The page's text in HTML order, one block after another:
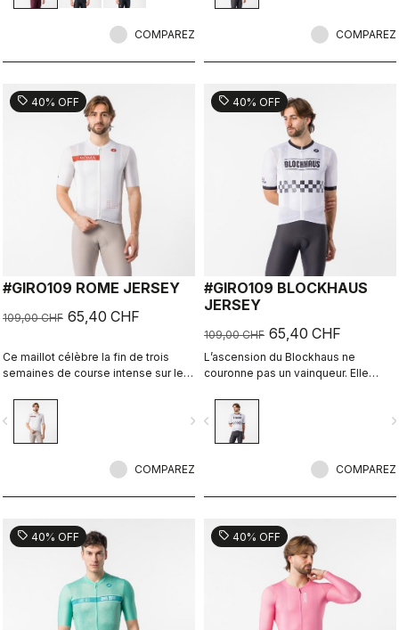
COMPAREZ COMPAREZ
sell 40% OFF
#GIRO109 ROME JERSEY
109,00 CHF 65,40 CHF
Ce maillot célèbre la fin de trois
semaines de course intense sur les
navigate_next
COMPAREZ
sell 40% OFF
#GIRO109 BLOCKHAUS
JERSEY
109,00 CHF 65,40 CHF
L’ascension du Blockhaus ne
couronne pas un vainqueur. Elle
navigate_before
COMPAREZ
sell 40% OFF sell 40% OFF